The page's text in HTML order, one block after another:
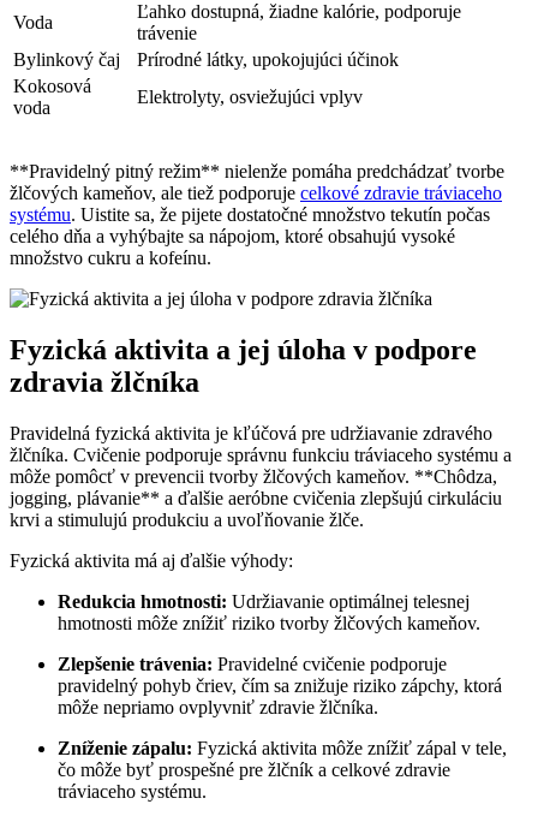
Voda
Ľahko dostupná, žiadne kalórie, podporuje
trávenie
Bylinkový čaj
Prírodné látky, upokojujúci účinok
Kokosová
voda
Elektrolyty, osviežujúci vplyv
**Pravidelný pitný režim** nielenže pomáha predchádzať tvorbe
žlčových kameňov, ale tiež podporuje celkové zdravie tráviaceho
systému. Uistite sa, že pijete dostatočné množstvo tekutín počas
celého dňa a vyhýbajte sa nápojom, ktoré obsahujú vysoké
množstvo cukru a kofeínu.
Fyzická aktivita a jej úloha v podpore
zdravia žlčníka
Pravidelná fyzická aktivita je kľúčová pre udržiavanie zdravého
žlčníka. Cvičenie podporuje správnu funkciu tráviaceho systému a
môže pomôcť v prevencii tvorby žlčových kameňov. **Chôdza,
jogging, plávanie** a ďalšie aeróbne cvičenia zlepšujú cirkuláciu
krvi a stimulujú produkciu a uvoľňovanie žlče.
Fyzická aktivita má aj ďalšie výhody:
Redukcia hmotnosti: Udržiavanie optimálnej telesnej
hmotnosti môže znížiť riziko tvorby žlčových kameňov.
Zlepšenie trávenia: Pravidelné cvičenie podporuje
pravidelný pohyb čriev, čím sa znižuje riziko zápchy, ktorá
môže nepriamo ovplyvniť zdravie žlčníka.
Zníženie zápalu: Fyzická aktivita môže znížiť zápal v tele,
čo môže byť prospešné pre žlčník a celkové zdravie
tráviaceho systému.